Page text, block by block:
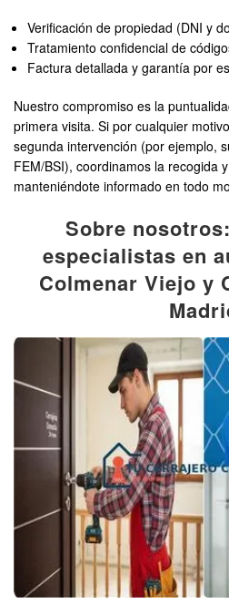
Verificación de propiedad (DNI y
Tratamiento confidencial de
Factura detallada y garantía por
Nuestro compromiso es la
primera visita. Si por cualquier
segunda intervención (por ejemplo,
FEM/BSI), coordinamos la recogida
manteniéndote informado en todo
Sobre
especialistas en
Colmenar Viejo y